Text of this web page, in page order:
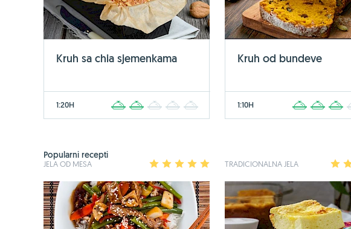
Kruh sa chia sjemenkama
1:20H 2 3 4
Kruh od bundeve
1:10H 2 3
Popularni recepti
JELA OD MESA 2 3 4 TRADICIONALNA JELA